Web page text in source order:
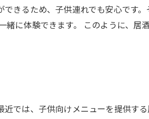
きるため、子供連れでも安心です
に体験できます。 このように、居
では、子供向けメニューを提供す